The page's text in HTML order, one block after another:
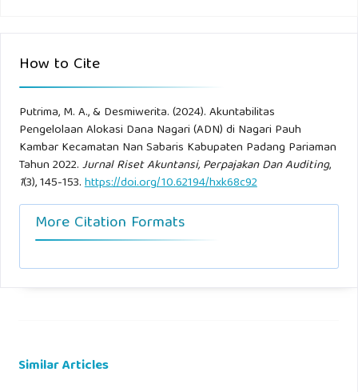
How to Cite
Putrima, M. A., & Desmiwerita. (2024). Akuntabilitas
Pengelolaan Alokasi Dana Nagari (ADN) di Nagari Pauh
Kambar Kecamatan Nan Sabaris Kabupaten Padang Pariaman
Tahun 2022.Jurnal Riset Akuntansi, Perpajakan Dan Auditing,
1(3), 145-153.https://doi.org/10.62194/hxk68c92
More Citation Formats
Similar Articles